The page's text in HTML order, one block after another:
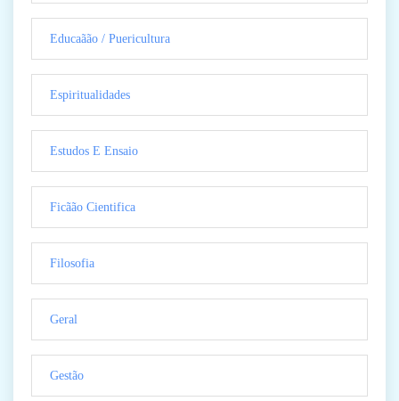
Educaãão / Puericultura
Espiritualidades
Estudos E Ensaio
Ficãão Cientifica
Filosofia
Geral
Gestão